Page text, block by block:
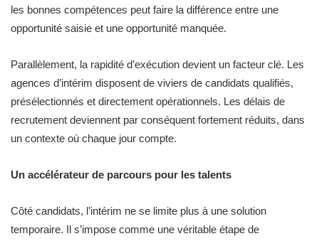
les bonnes compétences peut faire la différence entre une
opportunité saisie et une opportunité manquée.
Parallèlement, la rapidité d’exécution devient un facteur clé. Les
agences d’intérim disposent de viviers de candidats qualifiés,
présélectionnés et directement opérationnels. Les délais de
recrutement deviennent par conséquent fortement réduits, dans
un contexte où chaque jour compte.
Un accélérateur de parcours pour les talents
Côté candidats, l’intérim ne se limite plus à une solution
temporaire. Il s’impose comme une véritable étape de